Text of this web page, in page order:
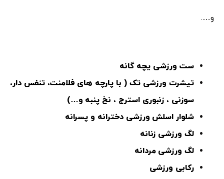
و….
ست ورزشی یچه گانه
تیشرت ورزشی تک ( با پارچه های فلامنت، تنفس دار،
سوزنی ، زنبوری استرج ، نخ پنبه و…)
شلوار اسلش ورزشی دخترانه و پسرانه
لگ ورزشی زنانه
لگ ورزشی مردانه
رکابی ورزشی